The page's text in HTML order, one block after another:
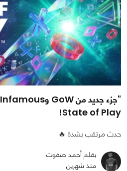
State of Play!
حدث مرتقب بشدة 🔥
بقلم أحمد صفوت
منذ شهرين